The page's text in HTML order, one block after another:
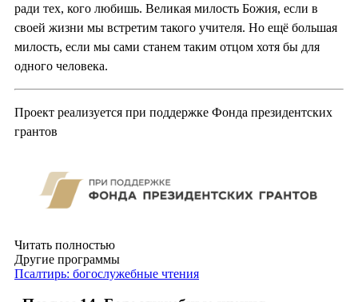
ради тех, кого любишь. Великая милость Божия, если в
своей жизни мы встретим такого учителя. Но ещё большая
милость, если мы сами станем таким отцом хотя бы для
одного человека.
Проект реализуется при поддержке Фонда президентских
грантов
Читать полностью
Другие программы
Псалтирь: богослужебные чтения